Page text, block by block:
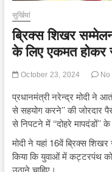
सुर्खियां
ब्रिक्स शिखर
के लिए एकमत होकर
October 23, 2024 No
प्रधानमंत्री नरेन्द्र मोदी ने
से सहयोग करने’’ की जोरदार
से निपटने में ‘‘दोहरे मापदंडों’’
मोदी ने यहां 16वें ब्रिक्स
किया कि युवाओं में कट्टरपंथ
उठाने चाहिए।